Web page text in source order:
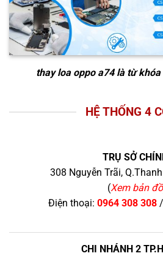
thay loa oppo a74là từ khóa
HỆ THỐNG 4
TRỤ SỞ
308 Nguyễn Trãi,
(Xem bản đồ
Điện thoại: 0964 308 308/
CHI NHÁNH 2